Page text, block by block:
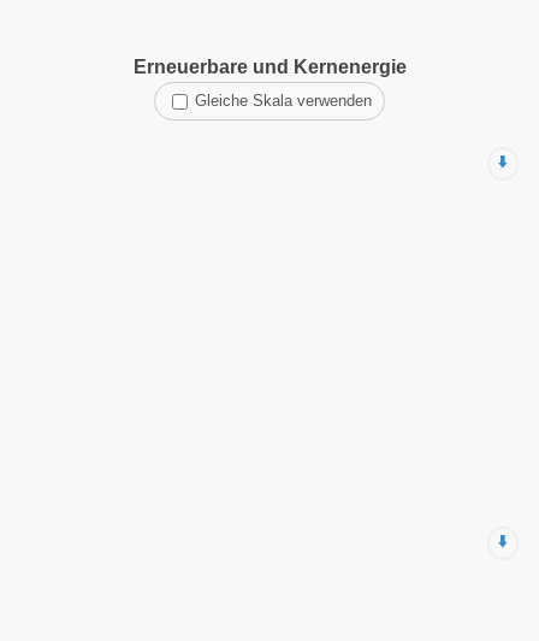
Erneuerbare und Kernenergie
Gleiche Skala verwenden
⬇️
⬇️